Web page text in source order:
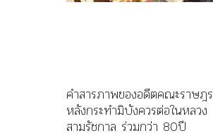
คำสารภาพของอดีตคณะราษฎร
หลังกระทำมิบังควรต่อในหลวง
สามรัชกาล ร่วมกว่า 80ปี